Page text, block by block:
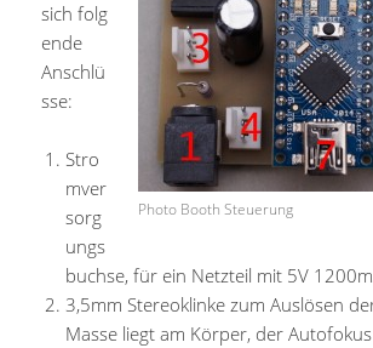
Photo Booth Steuerung
sich folg
ende
Anschlü
sse:
Stro
mver
sorg
ungs
buchse, für ein Netzteil mit 5V
3,5mm Stereoklinke zum Auslösen
Masse liegt am Körper, der